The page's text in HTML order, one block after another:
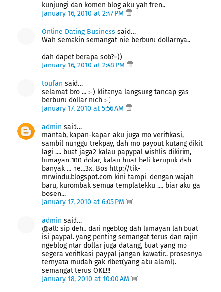
kunjungi dan komen blog aku yah fren..
January 16, 2010 at 2:47 PM
Online Dating Business said…
Wah semakin semangat nie berburu dollarnya..
dah dapet berapa sob?=))
January 16, 2010 at 2:48 PM
toufan said…
selamat bro ... :-) klitanya langsung tancap gas
berburu dollar nich :-)
January 17, 2010 at 5:56 AM
admin said…
mantab, kapan-kapan aku juga mo verifikasi,
sambil nunggu trekpay, dah mo payout kutang dikit
lagi .... buat jaga2 kalau papypal wishlis dikirim,
lumayan 100 dolar, kalau buat beli kerupuk dah
banyak ... he...3x. Bos http://tik-
mrwindu.blogspot.com kini tampil dengan wajah
baru, kurombak semua templatekku .... biar aku ga
bosen...
January 17, 2010 at 6:05 PM
admin said…
@all: sip deh.. dari ngeblog dah lumayan lah buat
isi paypal. yang penting semangat terus dan rajin
ngeblog ntar dollar juga datang, buat yang mo
segera verifikasi paypal jangan kawatir.. prosesnya
ternyata mudah gak ribet(yang aku alami).
semangat terus OKE!!!
January 18, 2010 at 10:00 AM